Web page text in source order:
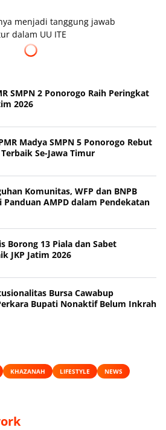
menjadi tanggung jawab
dalam UU ITE
SMPN 2 Ponorogo Raih Peringkat
2026
Madya SMPN 5 Ponorogo Rebut
Se-Jawa Timur
Komunitas, WFP dan BNPB
AMPD dalam Pendekatan
Borong 13 Piala dan Sabet
JKP Jatim 2026
Bursa Cawabup
Bupati Nonaktif Belum Inkrah
KHAZANAH LIFESTYLE
NEWS